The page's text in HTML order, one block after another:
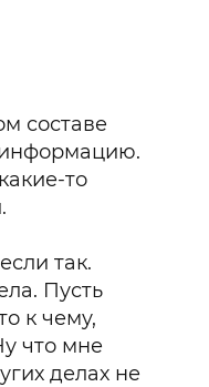
составе
информацию.
то
так.
Пусть
к чему,
что мне
делах не